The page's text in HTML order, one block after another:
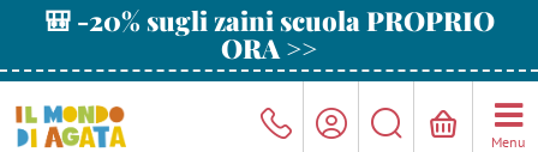
🎒 -20% sugli zaini scuola PROPRIO
ORA >>
Menu